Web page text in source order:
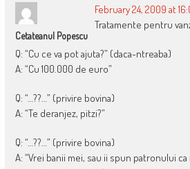
Cetateanul Popescu
February 24, 2009 at
Tratamente pentru
Q: “Cu ce va pot ajuta?” (daca-ntreaba)
A: “Cu 100.000 de euro”
Q: “…??…” (privire bovina)
A: “Te deranjez, pitzi?”
Q: “…??…” (privire bovina)
A: “Vrei banii mei, sau ii spun patronului